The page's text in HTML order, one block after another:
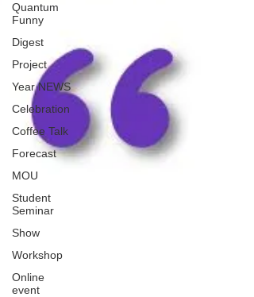
Quantum
Funny
Digest
Project
Year NEWS
Celebration
Coffee Talk
Forecast
MOU
Student
Seminar
Show
Workshop
Online
event